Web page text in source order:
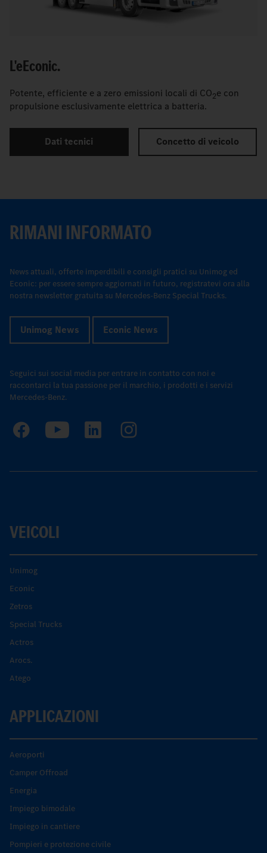
L'eEconic.
Potente, efficiente e a zero emissioni locali di CO2e con
propulsione esclusivamente elettrica a batteria.
Dati tecnici Concetto di veicolo
RIMANI INFORMATO
News attuali, offerte imperdibili e consigli pratici su Unimog ed
Econic: per essere sempre aggiornati in futuro, registratevi ora alla
nostra newsletter gratuita su Mercedes-Benz Special Trucks.
Unimog News Econic News
Seguici sui social media per entrare in contatto con noi e
raccontarci la tua passione per il marchio, i prodotti e i servizi
Mercedes-Benz.
VEICOLI
Unimog
Econic
Zetros
Special Trucks
Actros
Arocs.
Atego
APPLICAZIONI
Aeroporti
Camper Offroad
Energia
Impiego bimodale
Impiego in cantiere
Pompieri e protezione civile